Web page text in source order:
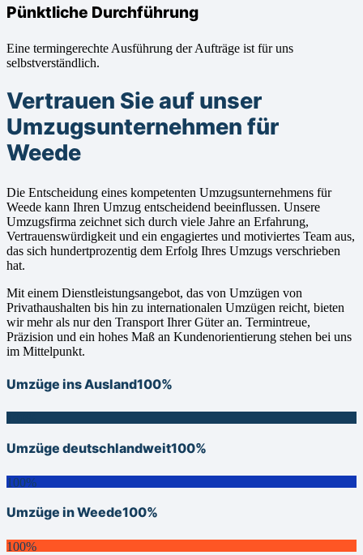
Pünktliche Durchführung
Eine termingerechte Ausführung der Aufträge ist für uns
selbstverständlich.
Vertrauen Sie auf unser
Umzugsunternehmen für
Weede
Die Entscheidung eines kompetenten Umzugsunternehmens für
Weede kann Ihren Umzug entscheidend beeinflussen. Unsere
Umzugsfirma zeichnet sich durch viele Jahre an Erfahrung,
Vertrauenswürdigkeit und ein engagiertes und motiviertes Team aus,
das sich hundertprozentig dem Erfolg Ihres Umzugs verschrieben
hat.
Mit einem Dienstleistungsangebot, das von Umzügen von
Privathaushalten bis hin zu internationalen Umzügen reicht, bieten
wir mehr als nur den Transport Ihrer Güter an. Termintreue,
Präzision und ein hohes Maß an Kundenorientierung stehen bei uns
im Mittelpunkt.
Umzüge ins Ausland100%
Umzüge deutschlandweit100%
100%
Umzüge in Weede100%
100%